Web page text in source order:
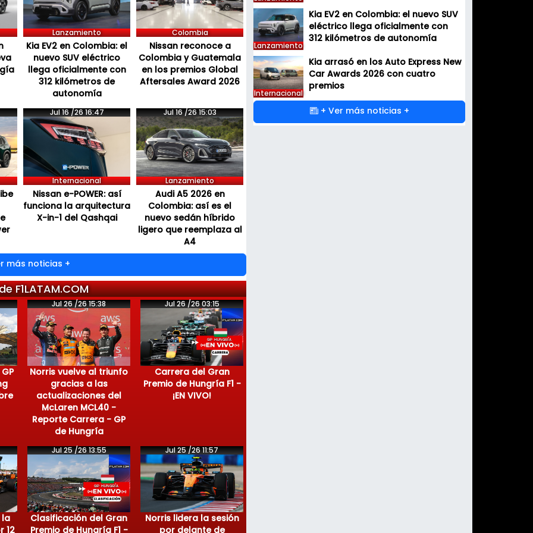
Lanzamiento
Kia EV2 en Colombia: el
nuevo SUV eléctrico
llega oficialmente con
312 kilómetros de
autonomía
Colombia
Nissan reconoce a
Colombia y Guatemala
en los premios Global
Aftersales Award 2026
Jul 16 /26 16:47
Internacional
Nissan e-POWER: así
funciona la arquitectura
X-in-1 del Qashqai
Jul 16 /26 15:03
Lanzamiento
Audi A5 2026 en
Colombia: así es el
nuevo sedán híbrido
ligero que reemplaza al
A4
más noticias +
Lanzamiento
Kia EV2 en Colombia: el nuevo SUV
eléctrico llega oficialmente con
312 kilómetros de autonomía
Internacional
Kia arrasó en los Auto Express New
Car Awards 2026 con cuatro
premios
+ Ver más noticias +
F1LATAM.COM
Jul 26 /26 15:38
Norris vuelve al triunfo
gracias a las
actualizaciones del
McLaren MCL40 -
Reporte Carrera - GP
de Hungría
Jul 26 /26 03:15
Carrera del Gran
Premio de Hungría F1 -
¡EN VIVO!
la
12
Jul 25 /26 13:55
Clasificación del Gran
Premio de Hungría F1 -
Jul 25 /26 11:57
Norris lidera la sesión
por delante de